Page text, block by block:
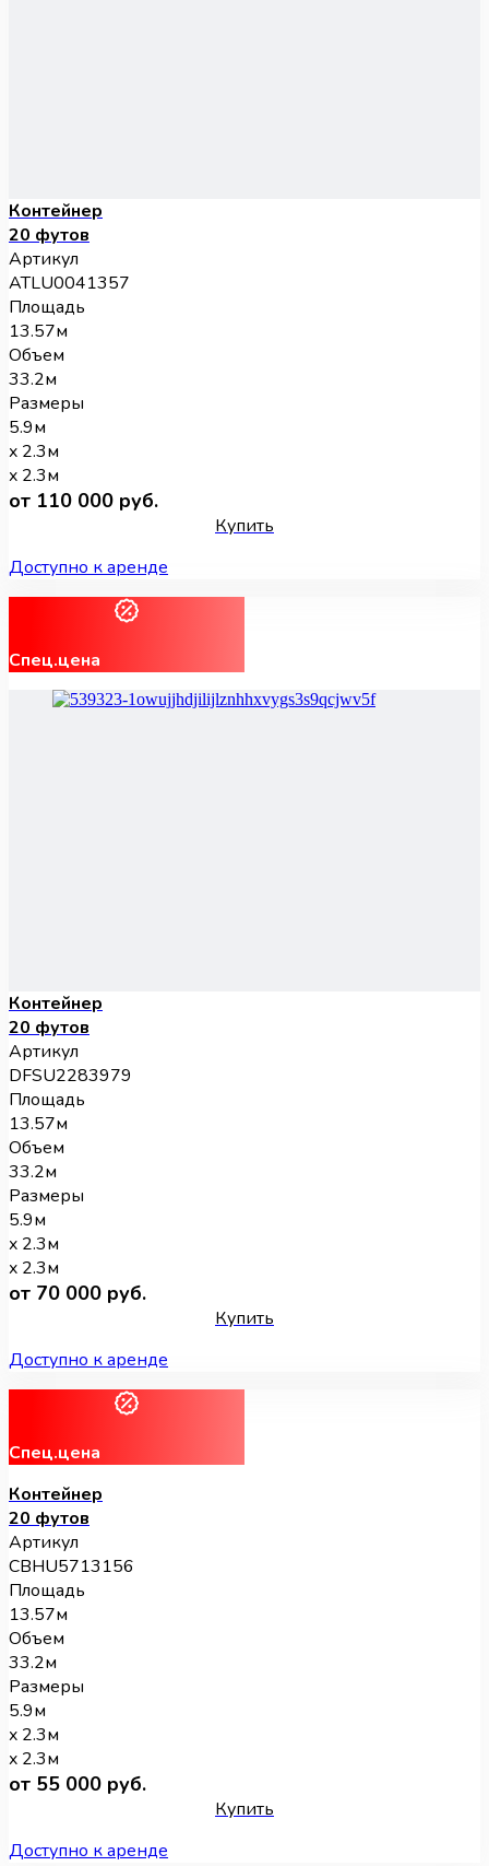
Контейнер
20 футов
Артикул
ATLU0041357
Площадь
13.57м
Объем
33.2м
Размеры
5.9м
x 2.3м
x 2.3м
от 110 000 руб.
Купить
Доступно к аренде
Спец.цена
Контейнер
20 футов
Артикул
DFSU2283979
Площадь
13.57м
Объем
33.2м
Размеры
5.9м
x 2.3м
x 2.3м
от 70 000 руб.
Купить
Доступно к аренде
Спец.цена
Контейнер
20 футов
Артикул
CBHU5713156
Площадь
13.57м
Объем
33.2м
Размеры
5.9м
x 2.3м
x 2.3м
от 55 000 руб.
Купить
Доступно к аренде